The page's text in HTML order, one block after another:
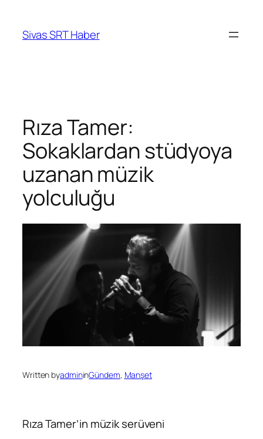
Sivas SRT Haber
Rıza Tamer:
Sokaklardan stüdyoya
uzanan müzik
yolculuğu
Written byadmininGündem, Manşet
Rıza Tamer’in müzik serüveni